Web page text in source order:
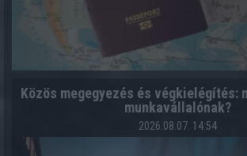
Közös megegyezés és végkielégítés:
munkavállalónak?
2026.08.07. 14:54